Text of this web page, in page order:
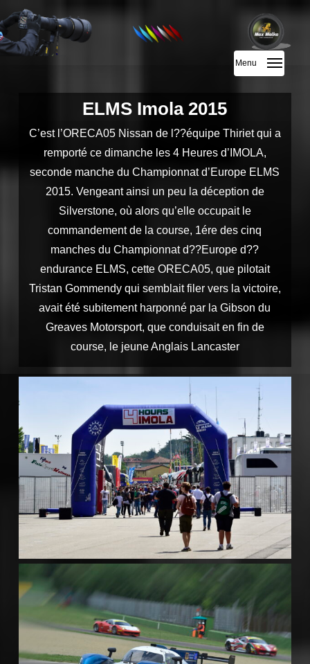
to
main
Menu
ELMS Imola 2015
C’est l’ORECA05 Nissan de l??équipe Thiriet qui a
remporté ce dimanche les 4 Heures d’IMOLA,
seconde manche du Championnat d’Europe ELMS
2015. Vengeant ainsi un peu la déception de
Silverstone, où alors qu’elle occupait le
commandement de la course, 1ére des cinq
manches du Championnat d??Europe d??
endurance ELMS, cette ORECA05, que pilotait
Tristan Gommendy qui semblait filer vers la victoire,
avait été subitement harponné par la Gibson du
Greaves Motorsport, que conduisait en fin de
course, le jeune Anglais Lancaster